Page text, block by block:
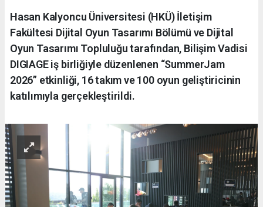
Hasan Kalyoncu Üniversitesi (HKÜ) İletişim
Fakültesi Dijital Oyun Tasarımı Bölümü ve Dijital
Oyun Tasarımı Topluluğu tarafından, Bilişim Vadisi
DIGIAGE iş birliğiyle düzenlenen “SummerJam
2026” etkinliği, 16 takım ve 100 oyun geliştiricinin
katılımıyla gerçekleştirildi.